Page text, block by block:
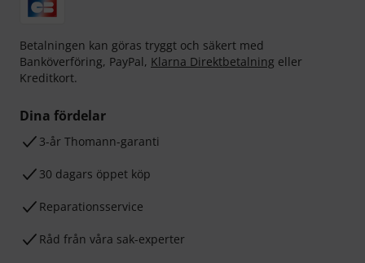
Betalningen kan göras tryggt och säkert med
Banköverföring, PayPal, Klarna Direktbetalning eller
Kreditkort.
Dina fördelar
3-år Thomann-garanti
30 dagars öppet köp
Reparationsservice
Råd från våra sak-experter